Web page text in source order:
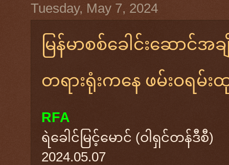
Tuesday, May 7, 2024
မြန်မာစစ်ခေါင်းဆောင်အ
တရားရုံးကနေ ဖမ်းဝရမ်
RFA
ရဲခေါင်မြင့်မောင် (ဝါရှင်တန်ဒီစီ)
2024.05.07